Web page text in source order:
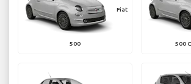
Fiat
500 500